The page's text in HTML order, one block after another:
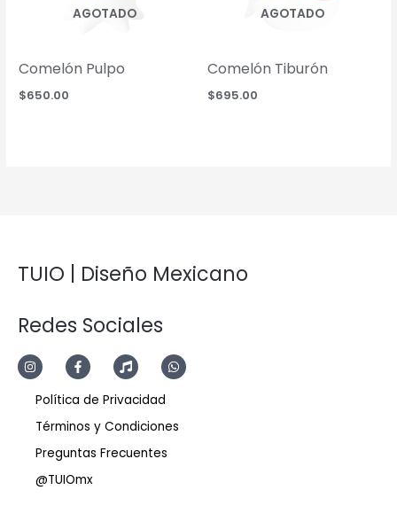
AGOTADO
Comelón Pulpo
$650.00
AGOTADO
Comelón Tiburón
$695.00
TUIO | Diseño Mexicano
Redes Sociales
Política de Privacidad
Términos y Condiciones
Preguntas Frecuentes
@TUIOmx